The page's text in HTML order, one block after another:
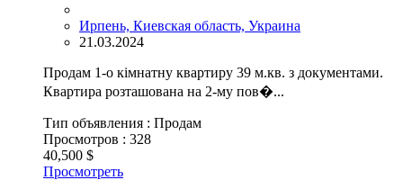
Ирпень, Киевская область, Украина
21.03.2024
Продам 1-о кімнатну квартиру 39 м.кв. з документами.
Квартира розташована на 2-му пов�...
Тип объявления : Продам
Просмотров : 328
40,500 $
Просмотреть